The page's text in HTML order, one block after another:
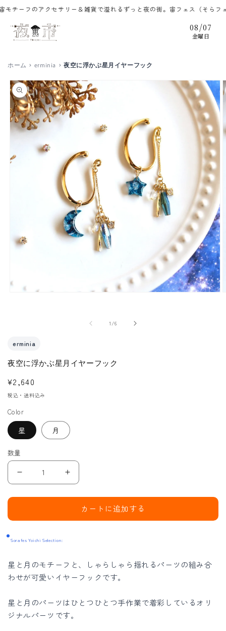
ンツに
フのアクセサリー＆雑貨で溢れるずっと夜の街。宙フェス（そらフェス
08 /07
金曜日
ホーム erminia 夜空に浮かぶ星月イヤーフック
商品情
報にス
キップ
で
デ
ア
(1)
を
開
1 /の6
erminia
夜空に浮かぶ星月イヤーフック
通
常
格
¥2,640
税込・送料込み
Color
星 月
数量
浮
ぶ
星
月
ヤ
ー
夜
浮
星
月
ヤ
ー
カートに追加する
Sorafes Yoichi Selection:
星と月のモチーフと、しゃらしゃら揺れるパーツの組み合
わせが可愛いイヤーフックです。
星と月のパーツはひとつひとつ手作業で着彩しているオリ
ジナルパーツです。